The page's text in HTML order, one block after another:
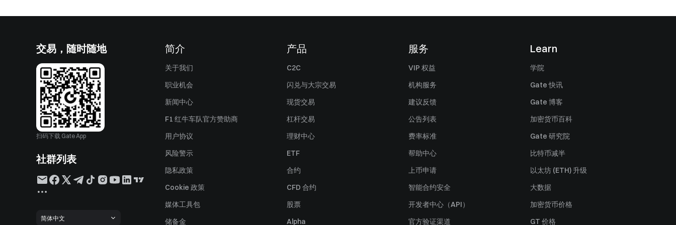
交易，随时随地
扫码下载 Gate App
社群列表
简体中文
简介
关于我们
职业机会
新闻中心
F1 红牛车队官方赞助商
用户协议
风险警示
隐私政策
Cookie 政策
媒体工具包
储备金
产品
C2C
闪兑与大宗交易
现货交易
杠杆交易
理财中心
ETF
合约
CFD 合约
股票
Alpha
服务
VIP 权益
机构服务
建议反馈
公告列表
费率标准
帮助中心
上币申请
智能合约安全
开发者中心（API）
官方验证渠道
Learn
学院
Gate 快讯
Gate 博客
加密货币百科
Gate 研究院
比特币减半
以太坊 (ETH) 升级
大数据
加密货币价格
GT 价格